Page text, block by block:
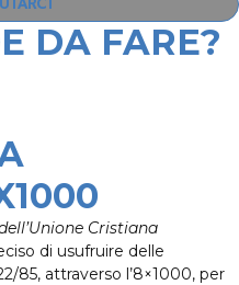
DA FARE?
Cristiana
di usufruire delle
85, attraverso l’8×1000, per